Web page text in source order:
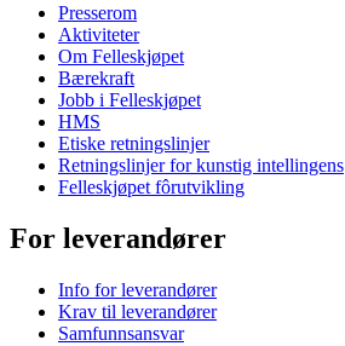
Presserom
Aktiviteter
Om Felleskjøpet
Bærekraft
Jobb i Felleskjøpet
HMS
Etiske retningslinjer
Retningslinjer for kunstig intellingens
Felleskjøpet fôrutvikling
For leverandører
Info for leverandører
Krav til leverandører
Samfunnsansvar